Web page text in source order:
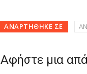
ΑΝΑΡΤΉΘΗΚΕ ΣΕ
Αφήστε μια